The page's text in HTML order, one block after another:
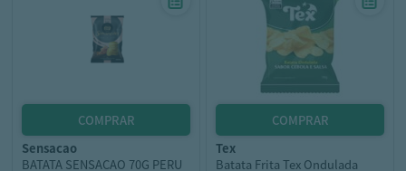
sensacao
BATATA SENSACAO 70G PERU
tex
Batata Frita Tex Ondulada